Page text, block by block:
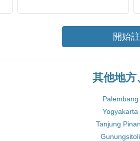
開始
其他地方
Palembang
Yogyakarta
Tanjung